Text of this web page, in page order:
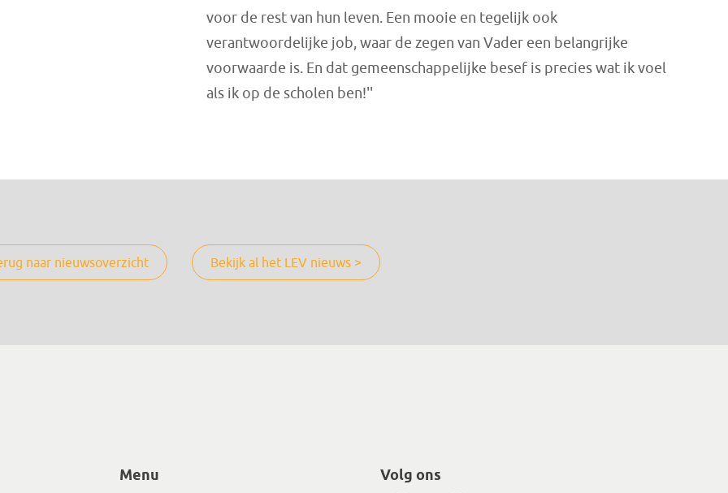
voor de rest van hun leven. Een mooie en tegelijk ook
verantwoordelijke job, waar de zegen van Vader een belangrijke
voorwaarde is. En dat gemeenschappelijke besef is precies wat ik voel
als ik op de scholen ben!''
naar nieuwsoverzicht Bekijk al het LEV nieuws >
Menu Volg ons